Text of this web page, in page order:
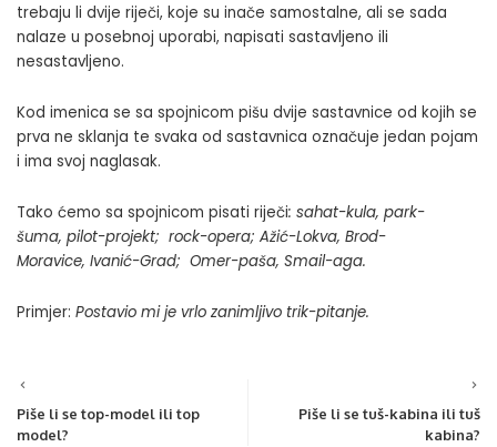
trebaju li dvije riječi, koje su inače samostalne, ali se sada
nalaze u posebnoj uporabi, napisati sastavljeno ili
nesastavljeno.
Kod imenica se sa spojnicom pišu dvije sastavnice od kojih se
prva ne sklanja te svaka od sastavnica označuje jedan pojam
i ima svoj naglasak.
Tako ćemo sa spojnicom pisati riječi: sahat-kula, park-
šuma, pilot-projekt; rock-opera; Ažić-Lokva, Brod-
Moravice, Ivanić-Grad; Omer-paša, Smail-aga.
Primjer: Postavio mi je vrlo zanimljivo trik-pitanje.
Piše li se top-model ili top
model?
Piše li se tuš-kabina ili tuš
kabina?